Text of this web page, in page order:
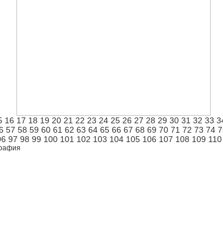
16 17 18 19 20 21 22 23 24 25 26 27 28 29 30 31 32 33
57 58 59 60 61 62 63 64 65 66 67 68 69 70 71 72 73 74
97 98 99 100 101 102 103 104 105 106 107 108 109 110